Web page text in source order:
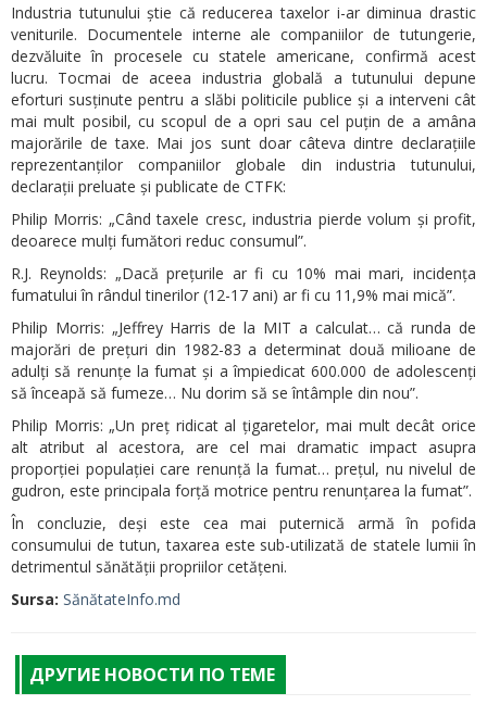
Industria tutunului știe că reducerea taxelor i-ar diminua drastic
veniturile. Documentele interne ale companiilor de tutungerie,
dezvăluite în procesele cu statele americane, confirmă acest
lucru. Tocmai de aceea industria globală a tutunului depune
eforturi susținute pentru a slăbi politicile publice și a interveni cât
mai mult posibil, cu scopul de a opri sau cel puțin de a amâna
majorările de taxe. Mai jos sunt doar câteva dintre declarațiile
reprezentanților companiilor globale din industria tutunului,
declarații preluate și publicate de CTFK:
Philip Morris: „Când taxele cresc, industria pierde volum și profit,
deoarece mulți fumători reduc consumul”.
R.J. Reynolds: „Dacă prețurile ar fi cu 10% mai mari, incidența
fumatului în rândul tinerilor (12-17 ani) ar fi cu 11,9% mai mică”.
Philip Morris: „Jeffrey Harris de la MIT a calculat… că runda de
majorări de prețuri din 1982-83 a determinat două milioane de
adulți să renunțe la fumat și a împiedicat 600.000 de adolescenți
să înceapă să fumeze… Nu dorim să se întâmple din nou”.
Philip Morris: „Un preț ridicat al țigaretelor, mai mult decât orice
alt atribut al acestora, are cel mai dramatic impact asupra
proporției populației care renunță la fumat… prețul, nu nivelul de
gudron, este principala forță motrice pentru renunțarea la fumat”.
În concluzie, deși este cea mai puternică armă în pofida
consumului de tutun, taxarea este sub-utilizată de statele lumii în
detrimentul sănătății propriilor cetățeni.
Sursa: SănătateInfo.md
ДРУГИЕ НОВОСТИ ПО ТЕМЕ